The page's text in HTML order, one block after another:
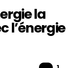
la
l’énergie